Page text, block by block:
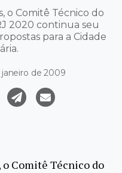
o Comitê Técnico do
2020 continua seu
para a Cidade
janeiro de 2009
o Comitê Técnico do